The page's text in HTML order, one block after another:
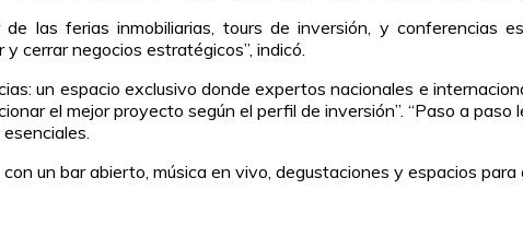
las ferias inmobiliarias, tours de inversión, y conferencias
cerrar negocios estratégicos”, indicó.
un espacio exclusivo donde expertos nacionales e
el mejor proyecto según el perfil de inversión”. “Paso a
un bar abierto, música en vivo, degustaciones y espacios